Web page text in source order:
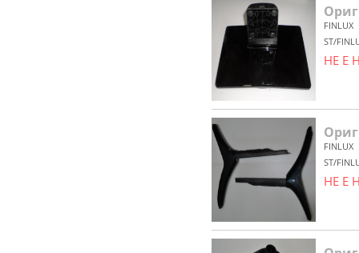
FINLUX
ST/
НЕ Е
FINLUX
ST/
НЕ Е